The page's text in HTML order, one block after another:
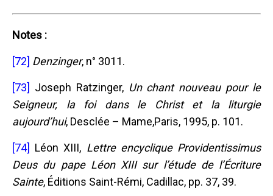
Notes :
[72] Denzinger, n° 3011.
[73] Joseph Ratzinger, Un chant nouveau pour le
Seigneur, la foi dans le Christ et la liturgie
aujourd’hui, Desclée – Mame,Paris, 1995, p. 101.
[74] Léon XIII, Lettre encyclique Providentissimus
Deus du pape Léon XIII sur l’étude de l’Écriture
Sainte, Éditions Saint-Rémi, Cadillac, pp. 37, 39.